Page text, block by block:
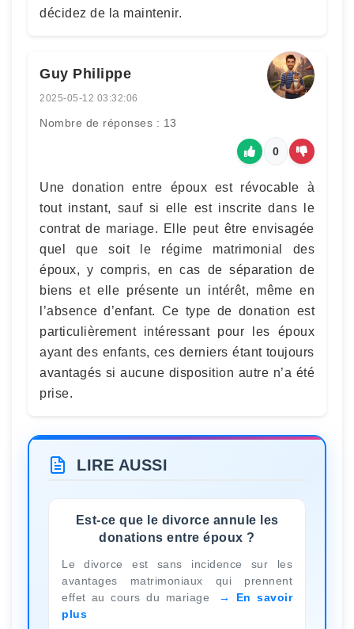
décidez de la maintenir.
Guy Philippe
2025-05-12 03:32:06
Nombre de réponses : 13
0
Une donation entre époux est révocable à
tout instant, sauf si elle est inscrite dans le
contrat de mariage. Elle peut être envisagée
quel que soit le régime matrimonial des
époux, y compris, en cas de séparation de
biens et elle présente un intérêt, même en
l’absence d’enfant. Ce type de donation est
particulièrement intéressant pour les époux
ayant des enfants, ces derniers étant toujours
avantagés si aucune disposition autre n’a été
prise.
LIRE AUSSI
Est-ce que le divorce annule les
donations entre époux ?
Le divorce est sans incidence sur les
avantages matrimoniaux qui prennent
effet au cours du mariage
En savoir
plus